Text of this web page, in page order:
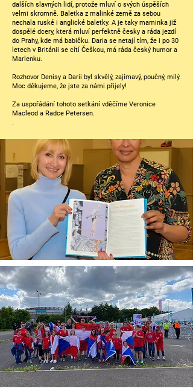
dalších slavných lidí, protože mluví o svých úspěších
velmi skromně. Baletka z malinké země za sebou
nechala ruské i anglické baletky. A je taky maminka již
dospělé dcery, která mluví perfektně česky a ráda jezdí
do Prahy, kde má babičku. Daria se netají tím, že i po 30
letech v Británii se cítí Češkou, má ráda český humor a
Marlenku.
Rozhovor Denisy a Darii byl skvělý, zajímavý, poučný, milý.
Moc děkujeme, že jste za námi přijely!
Za uspořádání tohoto setkání vděčíme Veronice
Macleod a Radce Petersen.
.